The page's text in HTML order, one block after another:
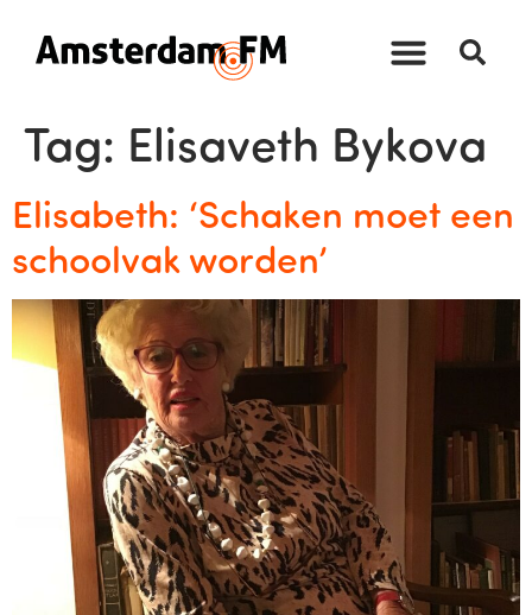
Tag: Elisaveth Bykova
Elisabeth: ‘Schaken moet een
schoolvak worden’